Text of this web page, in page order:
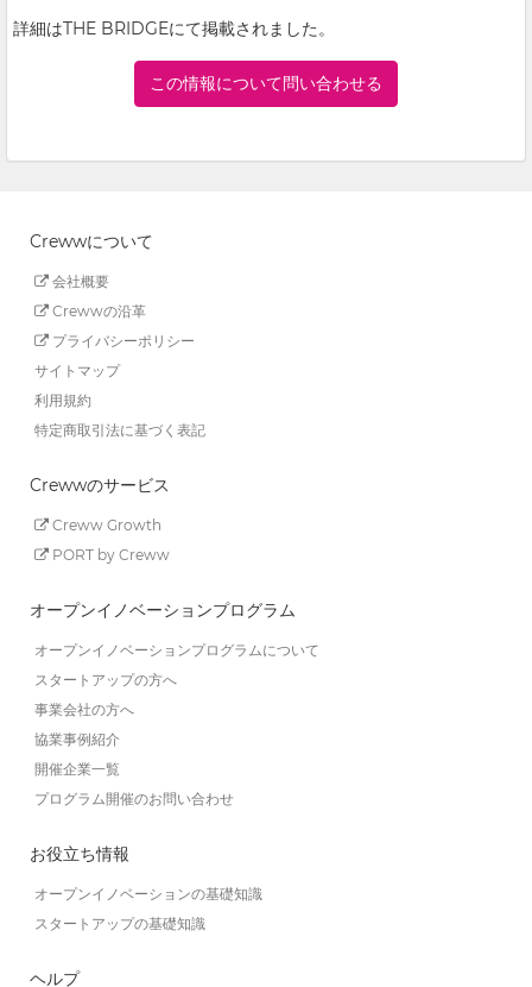
詳細はTHE BRIDGEにて掲載されました。
この情報について問い合わせる
Crewwについて
会社概要
Crewwの沿革
プライバシーポリシー
サイトマップ
利用規約
特定商取引法に基づく表記
Crewwのサービス
Creww Growth
PORT by Creww
オープンイノベーションプログラム
オープンイノベーションプログラムについて
スタートアップの方へ
事業会社の方へ
協業事例紹介
開催企業一覧
プログラム開催のお問い合わせ
お役立ち情報
オープンイノベーションの基礎知識
スタートアップの基礎知識
ヘルプ